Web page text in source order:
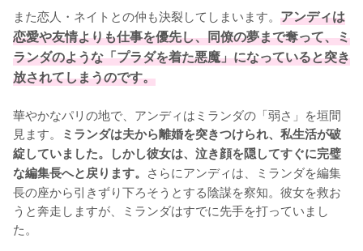
また恋人・ネイトとの仲も決裂してしまいます。 アンディは
恋愛や友情よりも仕事を優先し、同僚の夢まで奪って、ミ
ランダのような「プラダを着た悪魔」になっていると突き
放されてしまうのです。
華やかなパリの地で、アンディはミランダの「弱さ」を垣間
見ます。
ミランダは夫から離婚を突きつけられ、私生活が破
綻していました。しかし彼女は、泣き顔を隠してすぐに完璧
な編集長へと戻ります。 さらにアンディは、ミランダを編集
長の座から引きずり下ろそうとする陰謀を察知。彼女を救お
うと奔走しますが、ミランダはすでに先手を打っていまし
た。